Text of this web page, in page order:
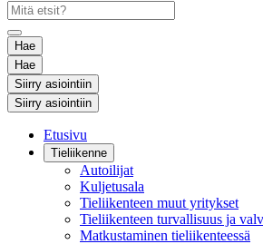
Hae
Hae
Siirry asiointiin
Siirry asiointiin
Etusivu
Tieliikenne
Autoilijat
Kuljetusala
Tieliikenteen muut yritykset
Tieliikenteen turvallisuus ja
Matkustaminen tieliikenteessä